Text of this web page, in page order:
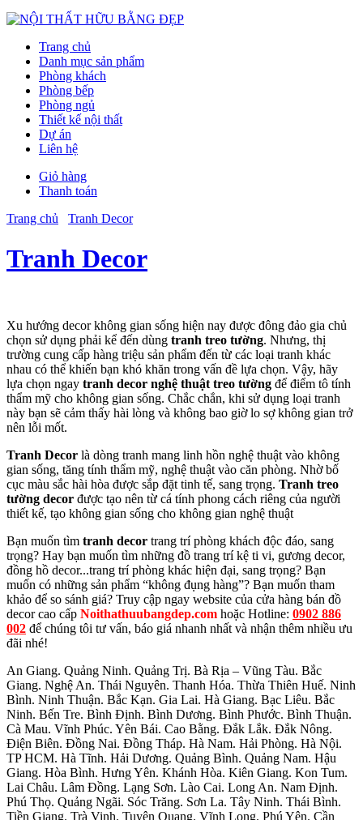
Trang chủ
Danh mục sản phẩm
Phòng khách
Phòng bếp
Phòng ngủ
Thiết kế nội thất
Dự án
Liên hệ
Giỏ hàng
Thanh toán
Trang chủ
Tranh Decor
Tranh Decor
Xu hướng decor không gian sống hiện nay được đông đảo gia chủ
chọn sử dụng phải kể đến dùng tranh treo tường. Nhưng, thị
trường cung cấp hàng triệu sản phẩm đến từ các loại tranh khác
nhau có thể khiến bạn khó khăn trong vấn đề lựa chọn. Vậy, hãy
lựa chọn ngay tranh decor nghệ thuật treo tường để điểm tô tính
thẩm mỹ cho không gian sống. Chắc chắn, khi sử dụng loại tranh
này bạn sẽ cảm thấy hài lòng và không bao giờ lo sợ không gian trở
nên lỗi mốt.
Tranh Decor là dòng tranh mang linh hồn nghệ thuật vào không
gian sống, tăng tính thẩm mỹ, nghệ thuật vào căn phòng. Nhờ bố
cục màu sắc hài hòa được sắp đặt tinh tế, sang trọng. Tranh treo
tường decor được tạo nên từ cá tính phong cách riêng của người
thiết kế, tạo không gian sống cho không gian nghệ thuật
Bạn muốn tìm tranh decor trang trí phòng khách độc đáo, sang
trọng? Hay bạn muốn tìm những đồ trang trí kệ ti vi, gương decor,
đồng hồ decor...trang trí phòng khác hiện đại, sang trọng? Bạn
muốn có những sản phẩm “không đụng hàng”? Bạn muốn tham
khảo để so sánh giá? Truy cập ngay website của cửa hàng bán đồ
decor cao cấp Noithathuubangdep.com hoặc Hotline: 0902 886
002 để chúng tôi tư vấn, báo giá nhanh nhất và nhận thêm nhiều ưu
đãi nhé!
An Giang. Quảng Ninh. Quảng Trị. Bà Rịa – Vũng Tàu. Bắc
Giang. Nghệ An. Thái Nguyên. Thanh Hóa. Thừa Thiên Huế. Ninh
Bình. Ninh Thuận. Bắc Kạn. Gia Lai. Hà Giang. Bạc Liêu. Bắc
Ninh. Bến Tre. Bình Định. Bình Dương. Bình Phước. Bình Thuận.
Cà Mau. Vĩnh Phúc. Yên Bái. Cao Bằng. Đắk Lắk. Đắk Nông.
Điện Biên. Đồng Nai. Đồng Tháp. Hà Nam. Hải Phòng. Hà Nội.
TP HCM. Hà Tĩnh. Hải Dương. Quảng Bình. Quảng Nam. Hậu
Giang. Hòa Bình. Hưng Yên. Khánh Hòa. Kiên Giang. Kon Tum.
Lai Châu. Lâm Đồng. Lạng Sơn. Lào Cai. Long An. Nam Định.
Phú Thọ. Quảng Ngãi. Sóc Trăng. Sơn La. Tây Ninh. Thái Bình.
Tiền Giang. Trà Vinh. Tuyên Quang. Vĩnh Long. Phú Yên. Cần